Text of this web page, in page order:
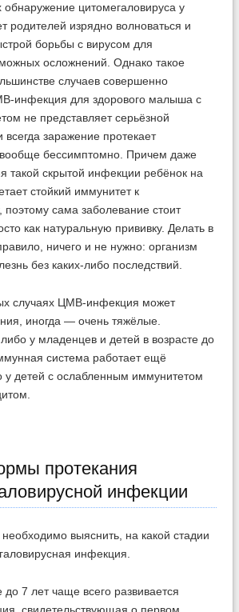
обнаружение цитомегаловируса у
родителей изрядно волноваться и
борьбы с вирусом для
осложнений. Однако такое
случаев совершенно
инфекция для здорового малыша с
не представляет серьёзной
всегда заражение протекает
бессимптомно. Причем даже
такой скрытой инфекции ребёнок на
стойкий иммунитет к
поэтому сама заболевание стоит
как натуральную прививку. Делать в
ничего и не нужно: организм
без каких-либо последствий.
случаях ЦМВ-инфекция может
иногда — очень тяжёлые.
у младенцев и детей в возрасте до
система работает ещё
у детей с ослабленным иммунитетом
протекания
инфекции
выяснить, на какой стадии
инфекция.
до 7 лет чаще всего развивается